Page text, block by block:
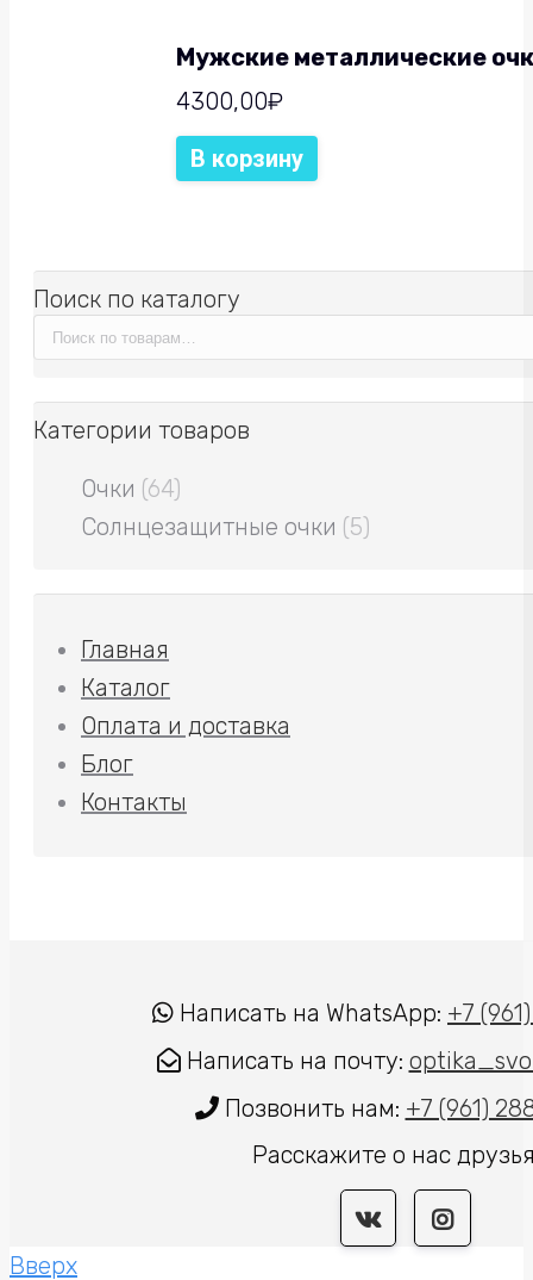
Мужские металлические
4300,00₽
В корзину
Поиск по каталогу
Категории товаров
Очки (64)
Солнцезащитные очки (5)
Главная
Каталог
Оплата и доставка
Блог
Контакты
Написать на WhatsApp: +7
Написать на почту:
Позвонить нам: +7 (961)
Расскажите о нас
Вверх